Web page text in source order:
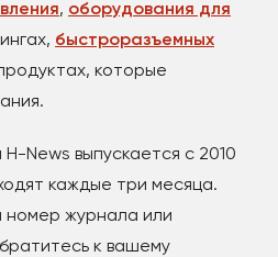
, оборудования для
быстроразъемных
которые
News выпускается с 2010
каждые три месяца.
номер журнала или
к вашему